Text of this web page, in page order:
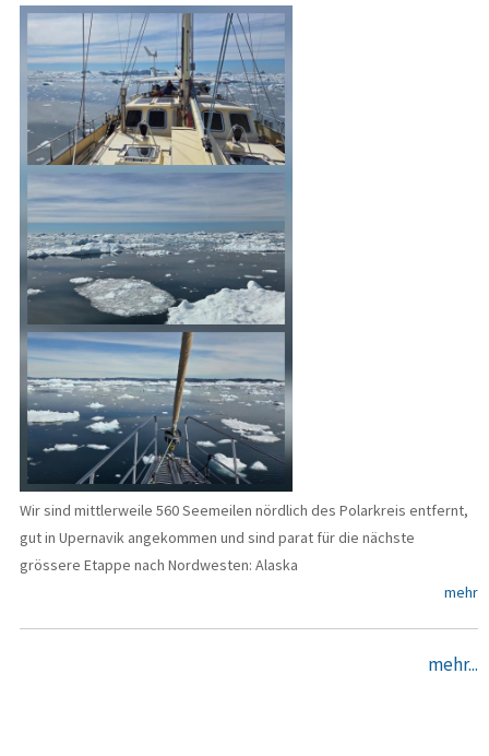
Wir sind mittlerweile 560 Seemeilen nördlich des Polarkreis entfernt,
gut in Upernavik angekommen und sind parat für die nächste
grössere Etappe nach Nordwesten: Alaska
mehr
mehr...